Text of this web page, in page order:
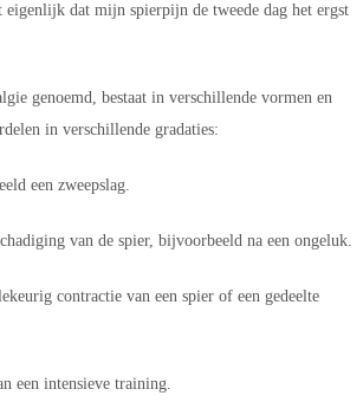
eigenlijk dat mijn spierpijn de tweede dag het ergst
genoemd, bestaat in verschillende vormen en
in verschillende gradaties:
een zweepslag.
van de spier, bijvoorbeeld na een ongeluk.
contractie van een spier of een gedeelte
een intensieve training.